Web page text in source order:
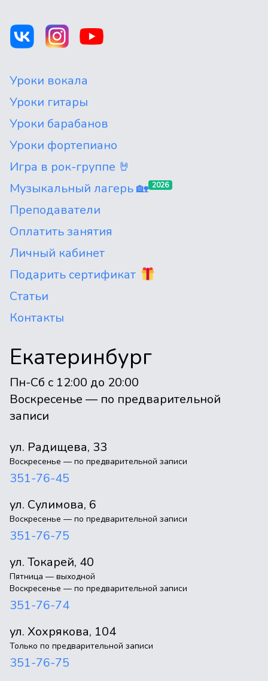
Уроки вокала
Уроки гитары
Уроки барабанов
Уроки фортепиано
Игра в рок-группе 🤘
Музыкальный лагерь 🏡 2026
Преподаватели
Оплатить занятия
Личный кабинет
Подарить сертификат
Статьи
Контакты
Екатеринбург
Пн-Сб с 12:00 до 20:00
Воскресенье — по предварительной
записи
ул. Радищева, 33
Воскресенье — по предварительной записи
351-76-45
ул. Сулимова, 6
Воскресенье — по предварительной записи
351-76-75
ул. Токарей, 40
Пятница — выходной
Воскресенье — по предварительной записи
351-76-74
ул. Хохрякова, 104
Только по предварительной записи
351-76-75